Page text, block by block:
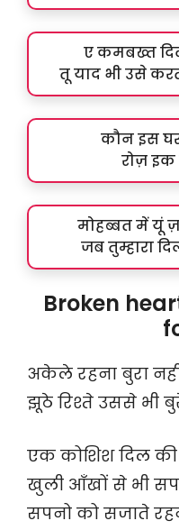
ए कमबख्त
तू याद भी उसे
कौन इस
रोज़ इक
मोहब्बत में यूं
जब तुम्हारा
Broken
अकेले रहना बुरा
झूठे रिश्ते उससे भी
एक कोशिश दिल
खुली आँखों से भी
सपनो को सजाते